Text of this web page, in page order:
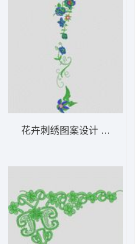
花卉刺绣图案设计 大花样